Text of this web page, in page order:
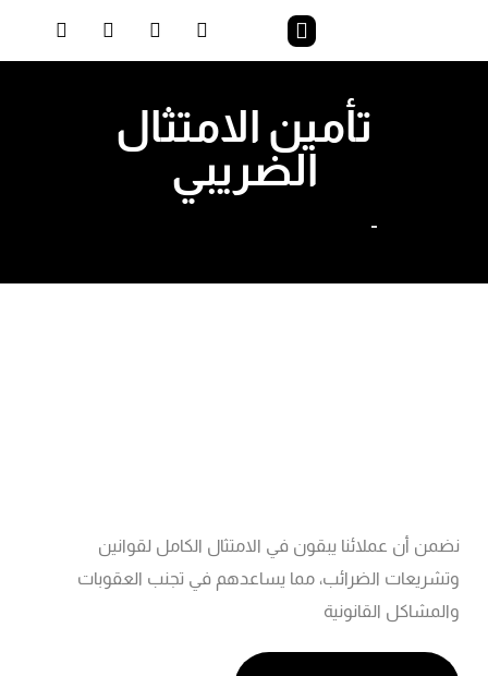
تأمين الامتثال
الضريبي
نضمن أن عملائنا يبقون في الامتثال الكامل لقوانين
وتشريعات الضرائب، مما يساعدهم في تجنب العقوبات
والمشاكل القانونية